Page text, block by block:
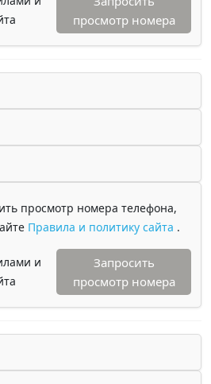
просмотр номера
просмотр номера телефона,
Правила и политику сайта .
и
Запросить
просмотр номера